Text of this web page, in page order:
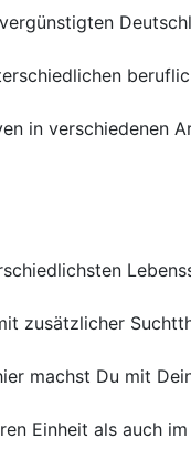
in verschiedenen
zusätzlicher
machst Du mit
Einheit als auch